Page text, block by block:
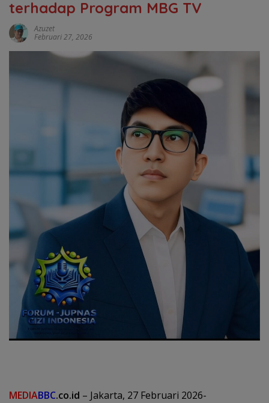
terhadap Program MBG TV
Azuzet
Februari 27, 2026
MEDIABBC.co.id – Jakarta, 27 Februari 2026-